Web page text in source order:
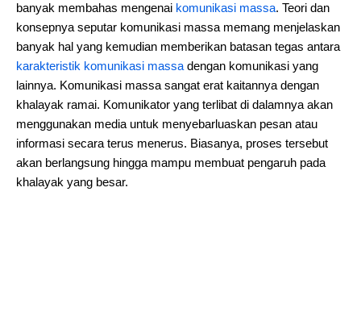
banyak membahas mengenai komunikasi massa. Teori dan
konsepnya seputar komunikasi massa memang menjelaskan
banyak hal yang kemudian memberikan batasan tegas antara
karakteristik komunikasi massa dengan komunikasi yang
lainnya. Komunikasi massa sangat erat kaitannya dengan
khalayak ramai. Komunikator yang terlibat di dalamnya akan
menggunakan media untuk menyebarluaskan pesan atau
informasi secara terus menerus. Biasanya, proses tersebut
akan berlangsung hingga mampu membuat pengaruh pada
khalayak yang besar.